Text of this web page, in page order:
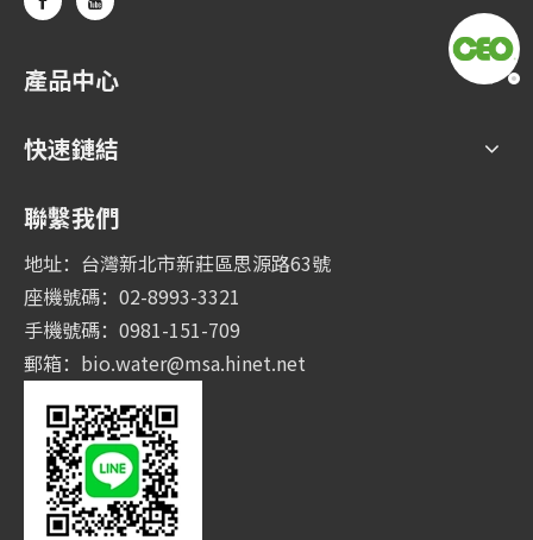
產品中心
快速鏈結
聯繫我們
地址：台灣新北市新莊區思源路63號
座機號碼：02-8993-3321
手機號碼：0981-151-709
郵箱： bio.water@msa.hinet.net